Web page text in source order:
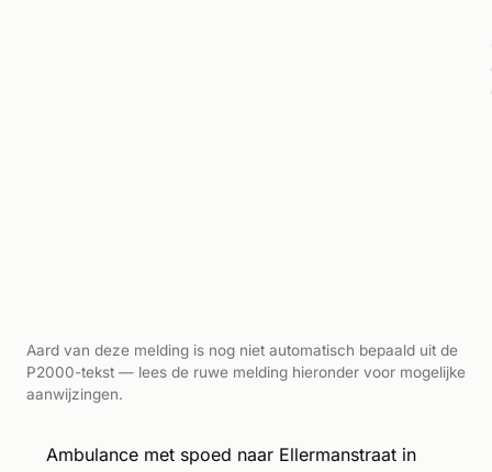
Aard van deze melding is nog niet automatisch bepaald uit de
P2000-tekst — lees de ruwe melding hieronder voor mogelijke
aanwijzingen.
Ambulance met spoed naar Ellermanstraat in